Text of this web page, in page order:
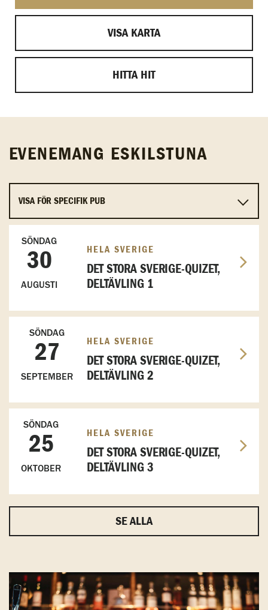
VISA KARTA
HITTA HIT
EVENEMANG ESKILSTUNA
SÖNDAG
30
AUGUSTI
HELA SVERIGE
DET STORA SVERIGE-QUIZET,
DELTÄVLING 1
SÖNDAG
27
SEPTEMBER
HELA SVERIGE
DET STORA SVERIGE-QUIZET,
DELTÄVLING 2
SÖNDAG
25
OKTOBER
HELA SVERIGE
DET STORA SVERIGE-QUIZET,
DELTÄVLING 3
SE ALLA